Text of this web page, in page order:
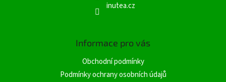
inutea.cz
Informace pro vás
Obchodní podmínky
Podmínky ochrany osobních údajů